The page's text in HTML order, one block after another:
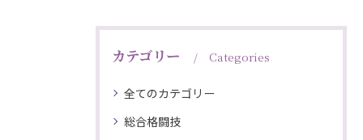
カテゴリー Categories
全てのカテゴリー
総合格闘技